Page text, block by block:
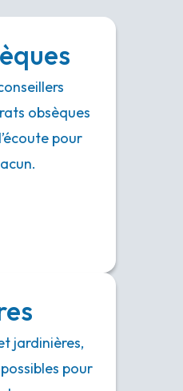
obsèques
pour
jardinières,
pour